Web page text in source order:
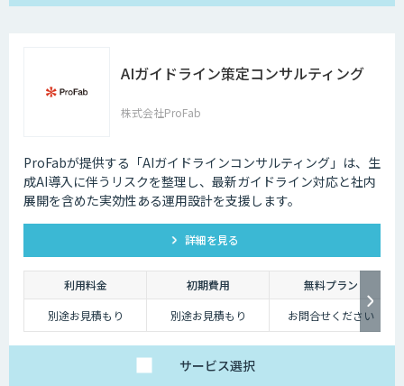
AIガイドライン策定コンサルティング
株式会社ProFab
ProFabが提供する「AIガイドラインコンサルティング」は、生
成AI導入に伴うリスクを整理し、最新ガイドライン対応と社内
展開を含めた実効性ある運用設計を支援します。
詳細を見る
利用料金 初期費用
無料プラン
別途お見積もり
別途お見積もり お問合せください
サービス選択